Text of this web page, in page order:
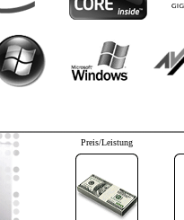
Preis/Leistung